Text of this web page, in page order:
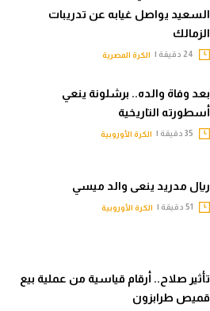
السعيد يواصل غيابه عن تدريبات
الزمالك
الكرة المصرية
بعد وفاة والده.. برشلونة ينعي
أسطورته التاريخية
الكرة الأوروبية
ريال مدريد ينعى والد ميسي
الكرة الأوروبية
تأثير صلاح.. أرقام قياسية من عملية بيع
قميص طرابزون